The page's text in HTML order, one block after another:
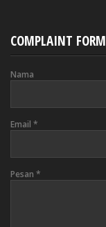
COMPLAINT FORM
Nama
Email *
Pesan *